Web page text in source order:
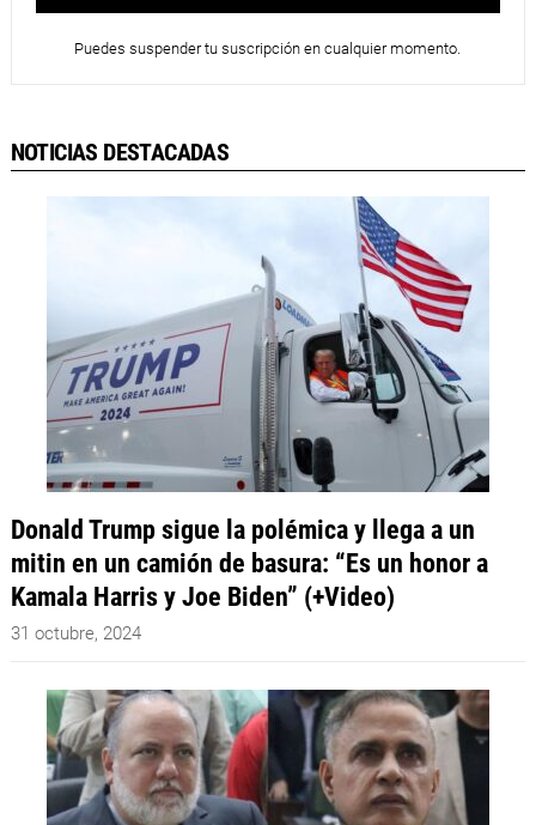
Puedes suspender tu suscripción en cualquier momento.
NOTICIAS DESTACADAS
Donald Trump sigue la polémica y llega a un
mitin en un camión de basura: “Es un honor a
Kamala Harris y Joe Biden” (+Video)
31 octubre, 2024